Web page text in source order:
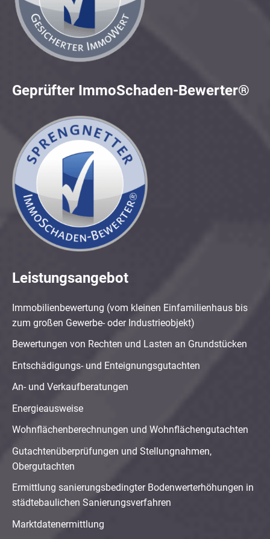
Geprüfter ImmoSchaden-Bewerter®
Leistungsangebot
Immobilienbewertung (vom kleinen Einfamilienhaus bis
zum großen Gewerbe- oder Industrieobjekt)
Bewertungen von Rechten und Lasten an Grundstücken
Entschädigungs- und Enteignungsgutachten
An- und Verkaufberatungen
Energieausweise
Wohnflächenberechnungen und Wohnflächengutachten
Gutachtenüberprüfungen und Stellungnahmen,
Obergutachten
Ermittlung sanierungsbedingter Bodenwerterhöhungen in
städtebaulichen Sanierungsverfahren
Marktdatenermittlung